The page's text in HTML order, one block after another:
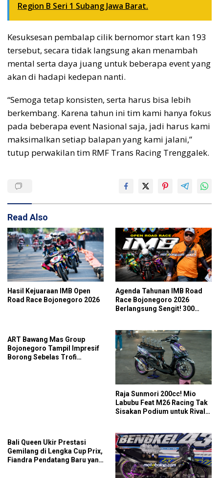
Region B Seri 1 Subang Jawa Barat.
Kesuksesan pembalap cilik bernomor start kan 193
tersebut, secara tidak langsung akan menambah
mental serta daya juang untuk beberapa event yang
akan di hadapi kedepan nanti.
“Semoga tetap konsisten, serta harus bisa lebih
berkembang. Karena tahun ini tim kami hanya fokus
pada beberapa event Nasional saja, jadi harus kami
maksimalkan setiap balapan yang kami jalani,”
tutup perwakilan tim RMF Trans Racing Trenggalek.
Read Also
Hasil Kejuaraan IMB Open
Road Race Bojonegoro 2026
Agenda Tahunan IMB Road
Race Bojonegoro 2026
Berlangsung Sengit! 300
ART Bawang Mas Group
Bojonegoro Tampil Impresif
Borong Sebelas Trofi
Raja Sunmori 200cc! Mio
Labubu Feat M26 Racing Tak
Sisakan Podium untuk Rival
Bali Queen Ukir Prestasi
Gemilang di Lengka Cup Prix,
Fiandra Pendatang Baru yang